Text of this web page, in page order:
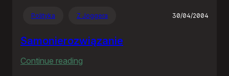
Polityka Z Joggera 30/04/2004
Samonierozwiązanie
Continue reading